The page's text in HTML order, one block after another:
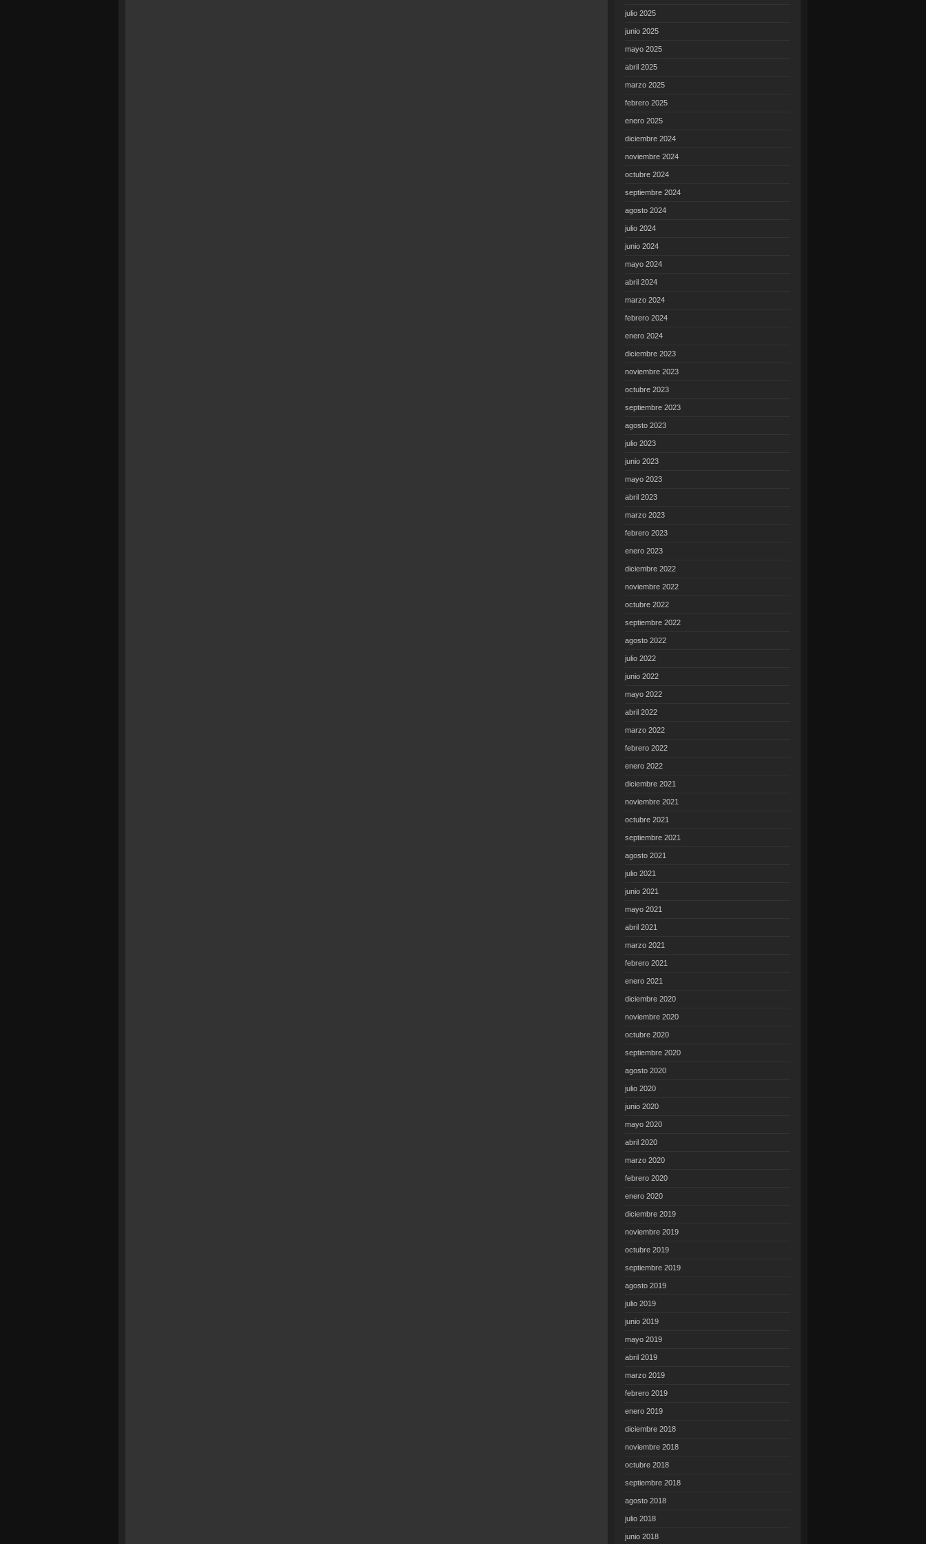
julio 2025
junio 2025
mayo 2025
abril 2025
marzo 2025
febrero 2025
enero 2025
diciembre 2024
noviembre 2024
octubre 2024
septiembre 2024
agosto 2024
julio 2024
junio 2024
mayo 2024
abril 2024
marzo 2024
febrero 2024
enero 2024
diciembre 2023
noviembre 2023
octubre 2023
septiembre 2023
agosto 2023
julio 2023
junio 2023
mayo 2023
abril 2023
marzo 2023
febrero 2023
enero 2023
diciembre 2022
noviembre 2022
octubre 2022
septiembre 2022
agosto 2022
julio 2022
junio 2022
mayo 2022
abril 2022
marzo 2022
febrero 2022
enero 2022
diciembre 2021
noviembre 2021
octubre 2021
septiembre 2021
agosto 2021
julio 2021
junio 2021
mayo 2021
abril 2021
marzo 2021
febrero 2021
enero 2021
diciembre 2020
noviembre 2020
octubre 2020
septiembre 2020
agosto 2020
julio 2020
junio 2020
mayo 2020
abril 2020
marzo 2020
febrero 2020
enero 2020
diciembre 2019
noviembre 2019
octubre 2019
septiembre 2019
agosto 2019
julio 2019
junio 2019
mayo 2019
abril 2019
marzo 2019
febrero 2019
enero 2019
diciembre 2018
noviembre 2018
octubre 2018
septiembre 2018
agosto 2018
julio 2018
junio 2018